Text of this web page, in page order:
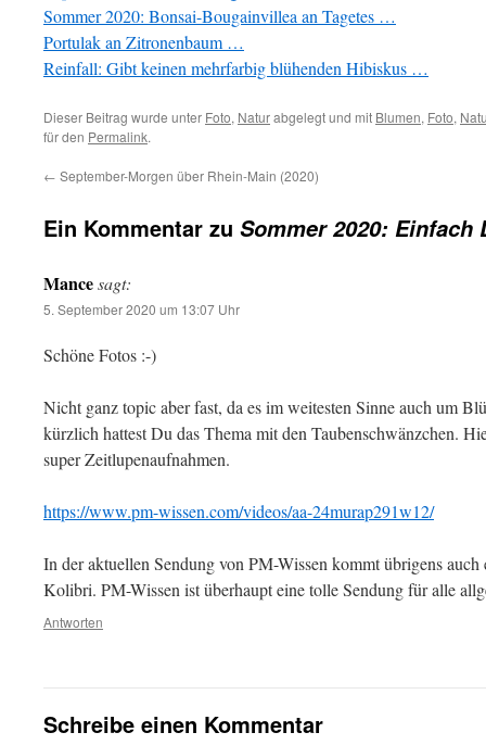
Sommer 2020: Bonsai-Bougainvillea an Tagetes …
Portulak an Zitronenbaum …
Reinfall: Gibt keinen mehrfarbig blühenden Hibiskus …
Dieser Beitrag wurde unter Foto, Naturabgelegt und mit Blumen, Foto,
für den Permalink.
← September-Morgen über Rhein-Main (2020)
Ein Kommentar zu Sommer 2020:
Mancesagt:
5. September 2020 um 13:07 Uhr
Schöne Fotos :-)
Nicht ganz topic aber fast, da es im weitesten Sinne auch um
kürzlich hattest Du das Thema mit den Taubenschwänzchen.
super Zeitlupenaufnahmen.
https://www.pm-wissen.com/videos/aa-24murap291w12/
In der aktuellen Sendung von PM-Wissen kommt übrigens
Kolibri. PM-Wissen ist überhaupt eine tolle Sendung für alle
Antworten
Schreibe einen Kommentar